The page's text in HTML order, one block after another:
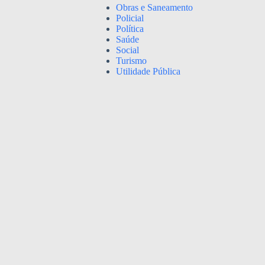
Obras e Saneamento
Policial
Política
Saúde
Social
Turismo
Utilidade Pública